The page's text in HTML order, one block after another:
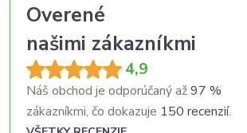
Overené
našimi zákazníkmi
4,9
Náš obchod je odporúčaný až97 %
zákazníkmi, čo dokazuje 150 recenzií.